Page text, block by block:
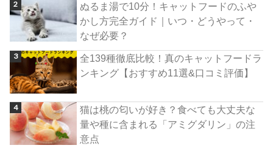
ぬるま湯で10分！キャットフードのふや
かし方完全ガイド｜いつ・どうやって・
なぜ必要？
全139種徹底比較！真のキャットフードラ
ンキング【おすすめ11選&口コミ評価】
猫は桃の匂いが好き？食べても大丈夫な
量や種に含まれる「アミグダリン」の注
意点